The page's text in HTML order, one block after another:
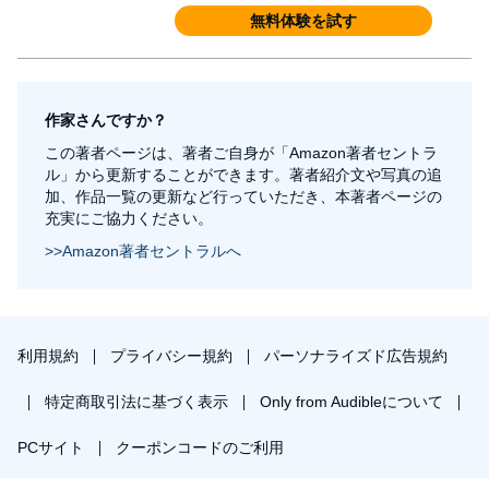
無料体験を試す
作家さんですか？
この著者ページは、著者ご自身が「Amazon著者セントラ
ル」から更新することができます。著者紹介文や写真の追
加、作品一覧の更新など行っていただき、本著者ページの
充実にご協力ください。
>>Amazon著者セントラルへ
利用規約 プライバシー規約 パーソナライズド広告規約
特定商取引法に基づく表示 Only from Audibleについて
PCサイト クーポンコードのご利用